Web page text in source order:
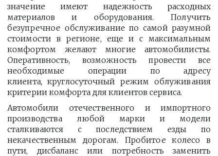
значение имеют надежность расходных
материалов и оборудования. Получить
безупречное обслуживание по самой разумной
стоимости в регионе, еще и с максимальным
комфортом желают многие автомобилисты.
Оперативность, возможность провести все
необходимые операции по адресу
клиента, круглосуточный режим облуживания
критерии комфорта для клиентов сервиса.
Автомобили отечественного и импортного
производства любой марки и модели
сталкиваются с последствием езды по
некачественным дорогам. Пробитое колесо в
пути, дисбаланс или потребность заменить